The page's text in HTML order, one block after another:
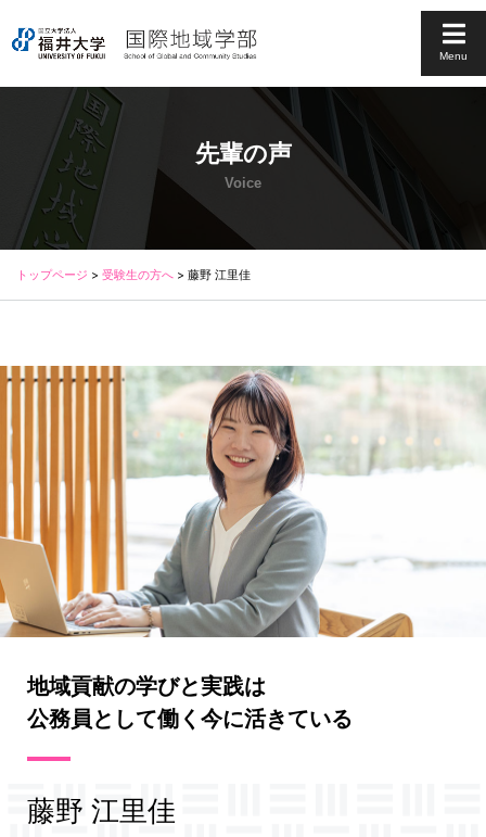
Menu
先輩の声
Voice
トップページ > 受験生の方へ > 藤野 江里佳
地域貢献の学びと実践は
公務員として働く今に活きている
藤野 江里佳